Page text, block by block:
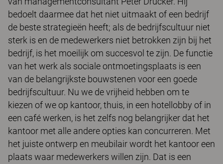
bedoelt daarmee dat het niet uitmaakt of een bedrijf
de beste strategieën heeft; als de bedrijfscultuur niet
sterk is en de medewerkers niet betrokken zijn bij het
bedrijf, is het moeilijk om succesvol te zijn. De functie
van het werk als sociale ontmoetingsplaats is een
van de belangrijkste bouwstenen voor een goede
bedrijfscultuur. Nu we de vrijheid hebben om te
kiezen of we op kantoor, thuis, in een hotellobby of in
een café werken, is het zelfs nog belangrijker dat het
kantoor met alle andere opties kan concurreren. Met
het juiste ontwerp en meubilair wordt het kantoor een
plaats waar medewerkers willen zijn. Dat is een